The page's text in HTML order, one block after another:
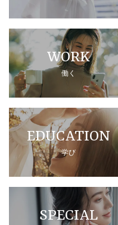
WORK
働く
EDUCATION
学び
SPECIAL